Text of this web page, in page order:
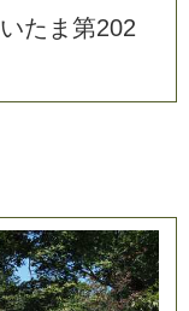
いた ま 第202